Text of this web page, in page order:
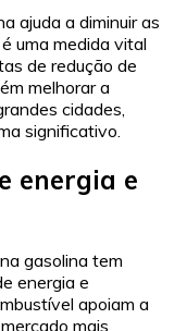
ajuda a diminuir as
uma medida vital
de redução de
melhorar a
cidades,
significativo.
energia e
gasolina tem
energia e
apoiam a
mais